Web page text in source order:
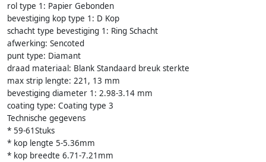
rol type 1: Papier Gebonden
bevestiging kop type 1: D Kop
schacht type bevestiging 1: Ring Schacht
afwerking: Sencoted
punt type: Diamant
draad materiaal: Blank Standaard breuk sterkte
max strip lengte: 221, 13 mm
bevestiging diameter 1: 2.98-3.14 mm
coating type: Coating type 3
Technische gegevens
* 59-61Stuks
* kop lengte 5-5.36mm
* kop breedte 6.71-7.21mm